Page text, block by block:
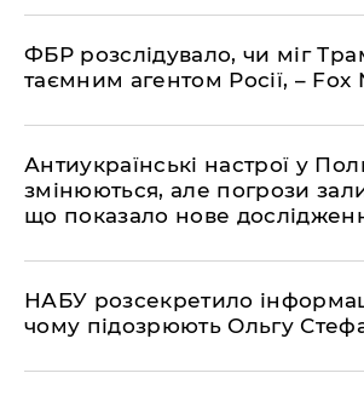
ФБР розслідувало, чи міг
таємним агентом Росії, – Fox
Антиукраїнські настрої у
змінюються, але погрози
що показало нове
НАБУ розсекретило
чому підозрюють Ольгу